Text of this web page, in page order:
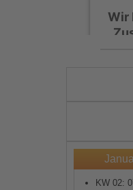
Wir
Bitte
KW 02: